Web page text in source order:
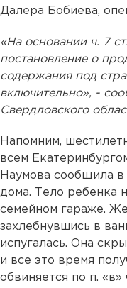
Далера Бобиева,
«На основании ч. 7
постановление о
содержания под
включительно», -
Свердловского
Напомним,
всем
Наумова сообщила в
дома. Тело ребенка
семейном гараже.
захлебнувшись в
испугалась. Она
и все это время
обвиняется по п.